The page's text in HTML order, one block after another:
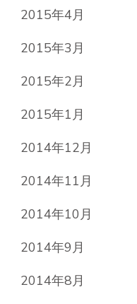
2015年4月
2015年3月
2015年2月
2015年1月
2014年12月
2014年11月
2014年10月
2014年9月
2014年8月